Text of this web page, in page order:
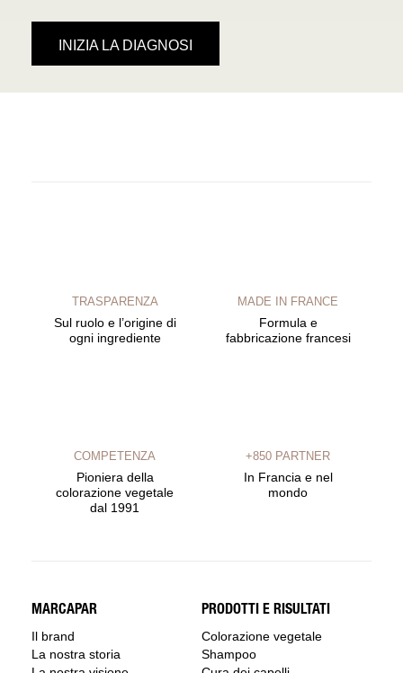
INIZIA LA DIAGNOSI
TRASPARENZA
Sul ruolo e l’origine di
ogni ingrediente
MADE IN FRANCE
Formula e
fabbricazione francesi
COMPETENZA
Pioniera della
colorazione vegetale
dal 1991
+850 PARTNER
In Francia e nel
mondo
MARCAPAR
Il brand
La nostra storia
PRODOTTI E RISULTATI
Colorazione vegetale
Shampoo